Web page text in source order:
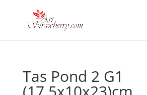
Tas Pond 2 G1